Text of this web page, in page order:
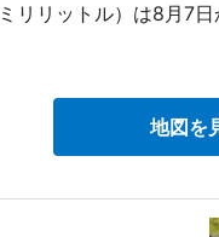
リリットル）は8月7
地図を